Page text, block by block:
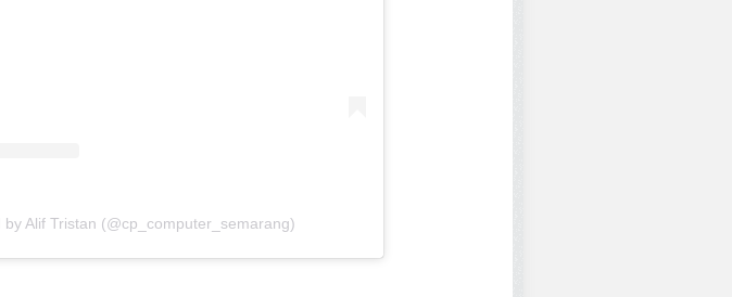
by Alif Tristan (@cp_computer_semarang)